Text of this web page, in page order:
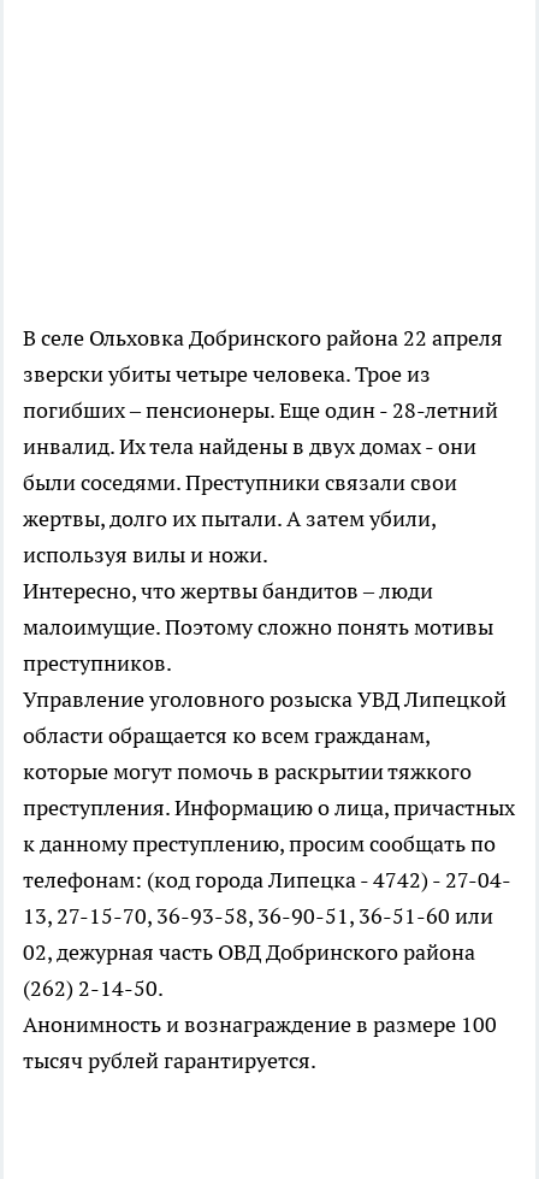
В селе Ольховка Добринского района 22 апреля
зверски убиты четыре человека. Трое из
погибших – пенсионеры. Еще один - 28-летний
инвалид. Их тела найдены в двух домах - они
были соседями. Преступники связали свои
жертвы, долго их пытали. А затем убили,
используя вилы и ножи.
Интересно, что жертвы бандитов – люди
малоимущие. Поэтому сложно понять мотивы
преступников.
Управление уголовного розыска УВД Липецкой
области обращается ко всем гражданам,
которые могут помочь в раскрытии тяжкого
преступления. Информацию о лица, причастных
к данному преступлению, просим сообщать по
телефонам: (код города Липецка - 4742) - 27-04-
13, 27-15-70, 36-93-58, 36-90-51, 36-51-60 или
02, дежурная часть ОВД Добринского района
(262) 2-14-50.
Анонимность и вознаграждение в размере 100
тысяч рублей гарантируется.